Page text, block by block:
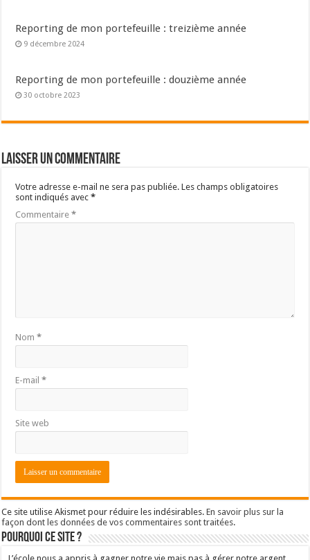
Reporting de mon portefeuille : treizième année
9 décembre 2024
Reporting de mon portefeuille : douzième année
30 octobre 2023
Laisser un commentaire
Votre adresse e-mail ne sera pas publiée. Les champs obligatoires
sont indiqués avec*
Commentaire*
Nom*
E-mail*
Site web
Ce site utilise Akismet pour réduire les indésirables.En savoir plus sur la
façon dont les données de vos commentaires sont traitées.
Pourquoi ce site ?